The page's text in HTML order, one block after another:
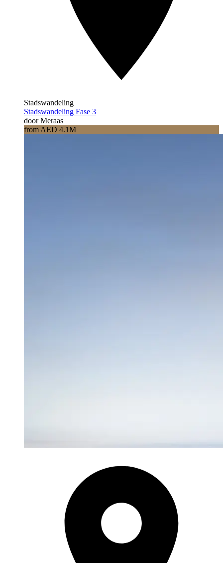
Stadswandeling
Stadswandeling Fase 3
door Meraas
from AED 4.1M